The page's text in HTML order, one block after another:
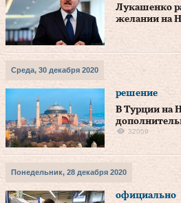
Лукашенко
желании на
Среда, 30 декабря 2020
решение
В Турции на
32059
Понедельник, 28 декабря 2020
официально